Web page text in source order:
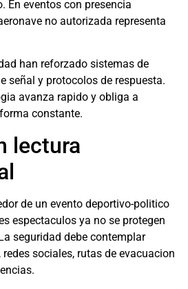
En eventos con presencia
no autorizada representa
han reforzado sistemas de
señal y protocolos de respuesta.
avanza rapido y obliga a
constante.
lectura
de un evento deportivo-politico
espectaculos ya no se protegen
seguridad debe contemplar
sociales, rutas de evacuacion